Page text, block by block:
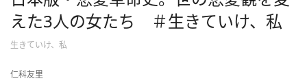
えた3人の女たち ＃生きていけ、私
生きていけ、私
仁科友里